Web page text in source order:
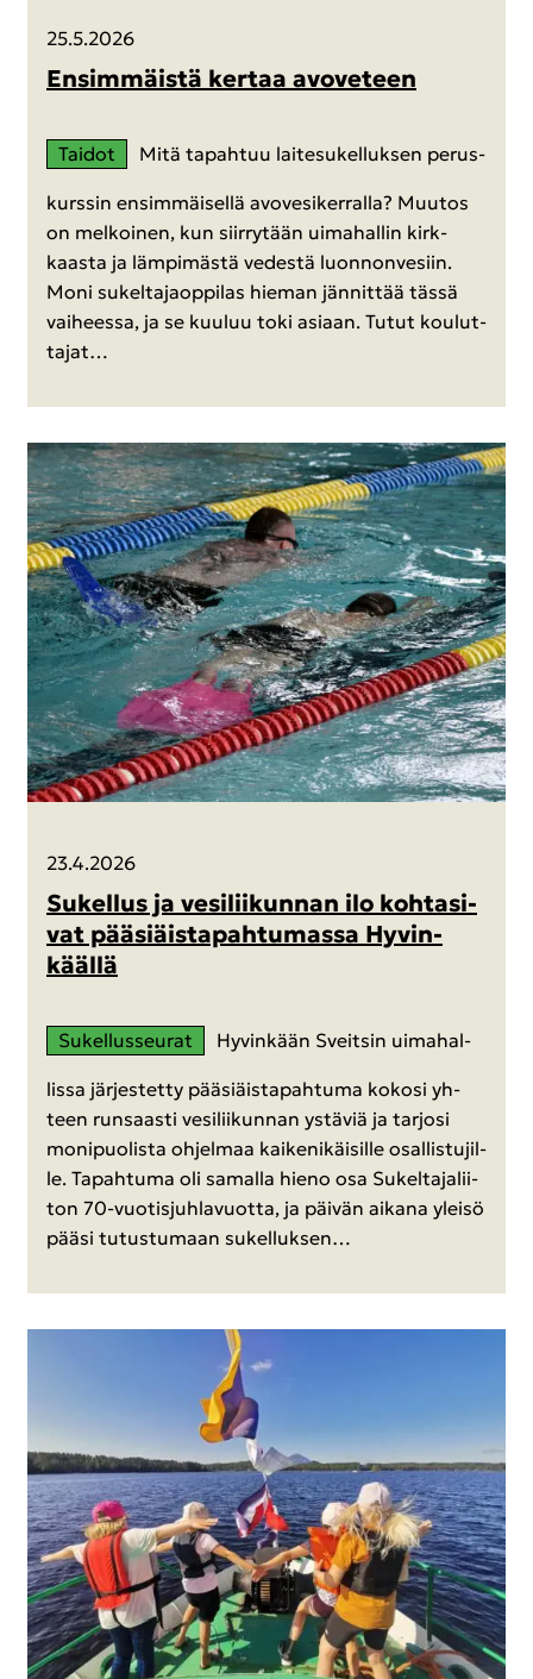
25.5.2026
En­sim­mäis­tä ker­taa avo­ve­teen
Tai­dot Mitä ta­pah­tuu lai­te­su­kel­luk­sen pe­rus­
kurs­sin en­sim­mäi­sel­lä avo­ve­si­ker­ral­la? Muu­tos
on mel­koi­nen, kun siir­ry­tään ui­ma­hal­lin kirk­
kaas­ta ja läm­pi­mäs­tä ve­des­tä luon­non­ve­siin.
Moni su­kel­ta­jaop­pi­las hie­man jän­nit­tää tässä
vai­hees­sa, ja se kuu­luu toki asi­aan. Tutut kou­lut­
ta­jat…
23.4.2026
Su­kel­lus ja ve­si­lii­kun­nan ilo koh­ta­si­
vat pää­siäis­ta­pah­tu­mas­sa Hy­vin­
kääl­lä
Su­kel­lus­seu­rat Hy­vin­kään Sveit­sin ui­ma­hal­
lis­sa jär­jes­tet­ty pää­siäis­ta­pah­tu­ma ko­ko­si yh­
teen run­saas­ti ve­si­lii­kun­nan ys­tä­viä ja tar­jo­si
mo­ni­puo­lis­ta oh­jel­maa kai­ke­ni­käi­sil­le osal­lis­tu­jil­
le. Ta­pah­tu­ma oli sa­mal­la hieno osa Su­kel­ta­ja­lii­
ton 70-​vuotisjuhlavuotta, ja päi­vän ai­ka­na ylei­sö
pääsi tu­tus­tu­maan su­kel­luk­sen…